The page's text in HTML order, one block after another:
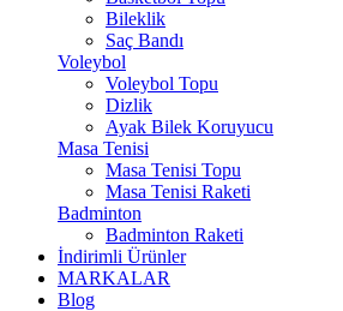
Bileklik
Saç Bandı
Voleybol
Voleybol Topu
Dizlik
Ayak Bilek Koruyucu
Masa Tenisi
Masa Tenisi Topu
Masa Tenisi Raketi
Badminton
Badminton Raketi
İndirimli Ürünler
MARKALAR
Blog